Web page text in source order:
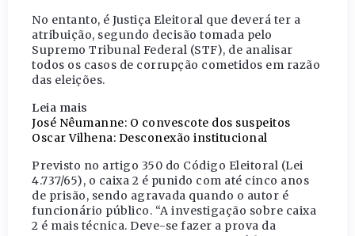
No entanto, é Justiça Eleitoral que deverá ter a
atribuição, segundo decisão tomada pelo
Supremo Tribunal Federal (STF), de analisar
todos os casos de corrupção cometidos em razão
das eleições.
Leia mais
José Nêumanne: O convescote dos suspeitos
Oscar Vilhena: Desconexão institucional
Previsto no artigo 350 do Código Eleitoral (Lei
4.737/65), o caixa 2 é punido com até cinco anos
de prisão, sendo agravada quando o autor é
funcionário público. “A investigação sobre caixa
2 é mais técnica. Deve-se fazer a prova da